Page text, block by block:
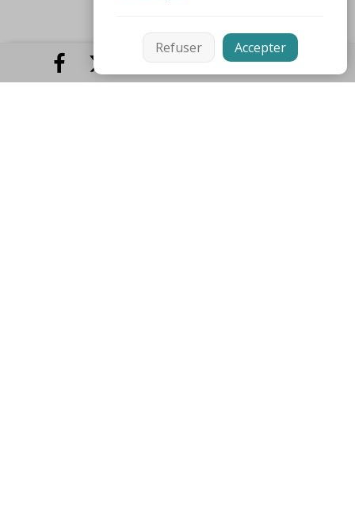
Refuser Accepter